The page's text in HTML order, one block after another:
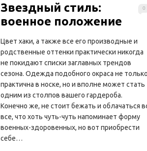
0
Звездный стиль:
военное положение
Цвет хаки, а также все его производные и
родственные оттенки практически никогда
не покидают списки заглавных трендов
сезона. Одежда подобного окраса не
практична в носке, но и вполне может стать
одним из столпов вашего гардероба.
Конечно же, не стоит бежать и облачаться
все, что хоть чуть-чуть напоминает форму
военных-здоровенных, но вот приобрести
себе…